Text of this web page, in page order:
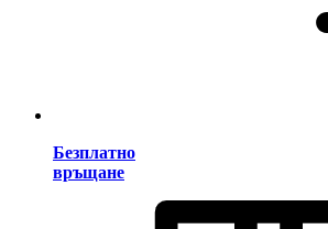
Безплатно
връщане